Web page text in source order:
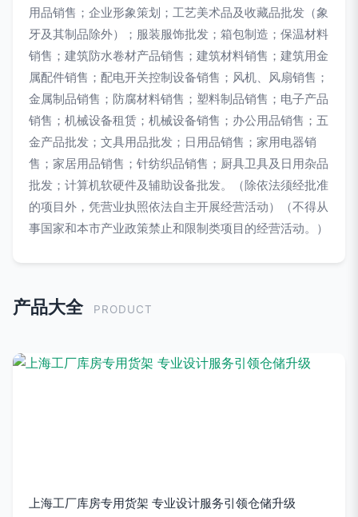
用品销售；企业形象策划；工艺美术品及收藏品批发（象
牙及其制品除外）；服装服饰批发；箱包制造；保温材料
销售；建筑防水卷材产品销售；建筑材料销售；建筑用金
属配件销售；配电开关控制设备销售；风机、风扇销售；
金属制品销售；防腐材料销售；塑料制品销售；电子产品
销售；机械设备租赁；机械设备销售；办公用品销售；五
金产品批发；文具用品批发；日用品销售；家用电器销
售；家居用品销售；针纺织品销售；厨具卫具及日用杂品
批发；计算机软硬件及辅助设备批发。（除依法须经批准
的项目外，凭营业执照依法自主开展经营活动）（不得从
事国家和本市产业政策禁止和限制类项目的经营活动。）
产品大全 PRODUCT
上海工厂库房专用货架 专业设计服务引领仓储升级